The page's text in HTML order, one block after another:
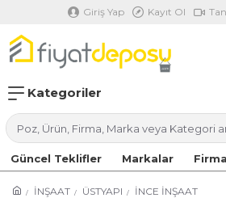
Giriş Yap Kayıt Ol
Kategoriler
Güncel Teklifler Markalar
İNŞAAT ÜSTYAPI
İNCE İNŞAAT